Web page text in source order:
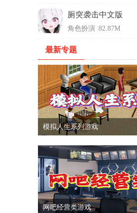
厕突袭击中文版
角色扮演 82.87M
最新专题
模拟人生系列游戏
网吧经营类游戏